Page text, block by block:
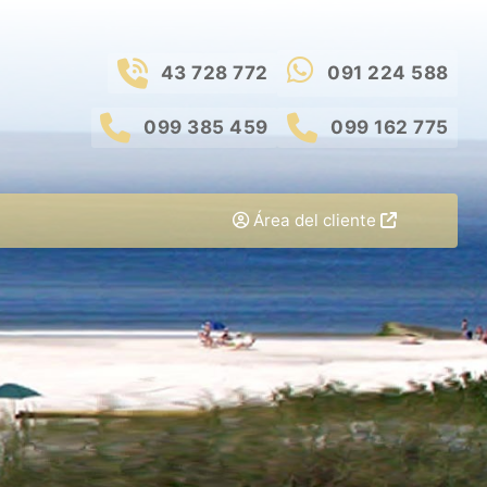
43 728 772 091 224 588
099 385 459 099 162 775
Área del cliente